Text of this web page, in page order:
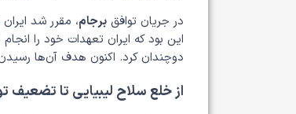
در جریان توافق برجام، مقرر شد ایران
این بود که ایران تعهدات خود را انجام
دوچندان کرد. اکنون هدف آن‌ها
از خلع سلاح لیبیایی تا تضعیف